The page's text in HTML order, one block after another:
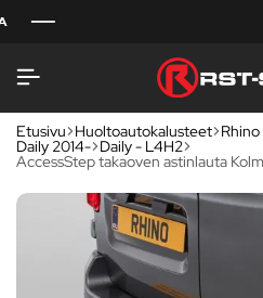
Etusivu Huoltoautokalusteet
Daily 2014- Daily - L4H2
AccessStep takaoven astinlauta